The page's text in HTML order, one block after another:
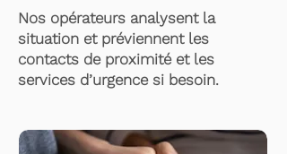
Nos opérateurs analysent la
situation et préviennent les
contacts de proximité et les
services d’urgence si besoin.